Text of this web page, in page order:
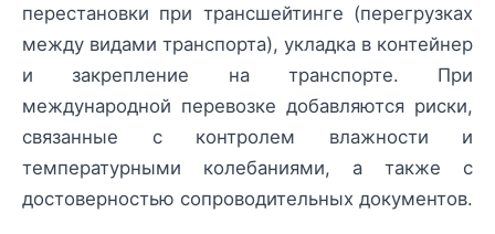
перестановки при трансшейтинге (перегрузках
между видами транспорта), укладка в контейнер
и закрепление на транспорте. При
международной перевозке добавляются риски,
связанные с контролем влажности и
температурными колебаниями, а также с
достоверностью сопроводительных документов.